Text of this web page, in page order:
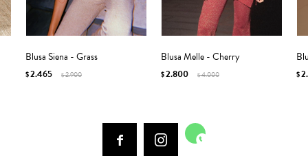
Blusa Siena - Grass
$2.465 $2.900
Blusa Melle - Cherry
$2.800 $4.000 $
  